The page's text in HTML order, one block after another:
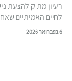
רעיון מתוק להצעת
לחיים האמיתיים
פרק זמן מסוים
6 בפברואר 2026